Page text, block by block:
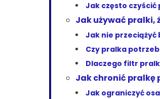
Jak często czyścić
Jak używać pralki,
Jak nie przeciążyć
Czy pralka
Dlaczego filtr
Jak chronić pralkę
Jak ograniczyć